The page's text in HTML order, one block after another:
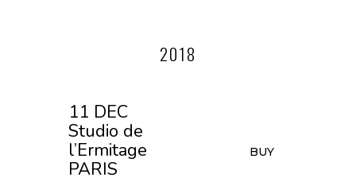
2018
11 DEC
Studio de
l’Ermitage
PARIS
BUY